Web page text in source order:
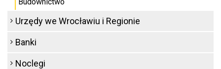
Urzędy we Wrocławiu i Regionie
Banki
Noclegi